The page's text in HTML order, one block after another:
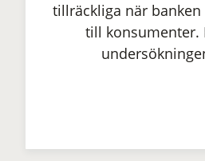
tillräckliga när
till konsumenter.